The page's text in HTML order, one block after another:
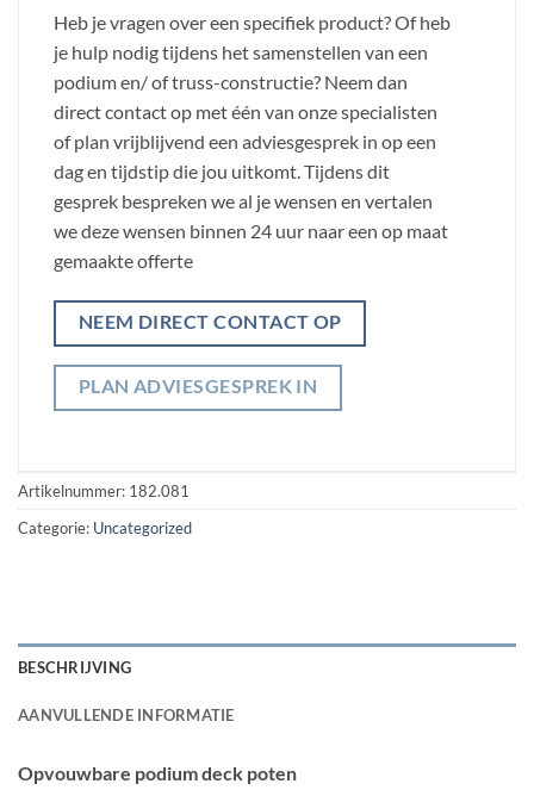
Heb je vragen over een specifiek product? Of heb
je hulp nodig tijdens het samenstellen van een
podium en/ of truss-constructie? Neem dan
direct contact op met één van onze specialisten
of plan vrijblijvend een adviesgesprek in op een
dag en tijdstip die jou uitkomt. Tijdens dit
gesprek bespreken we al je wensen en vertalen
we deze wensen binnen 24 uur naar een op maat
gemaakte offerte
NEEM DIRECT CONTACT OP
PLAN ADVIESGESPREK IN
Artikelnummer: 182.081
Categorie: Uncategorized
BESCHRIJVING
AANVULLENDE INFORMATIE
Opvouwbare podium deck poten